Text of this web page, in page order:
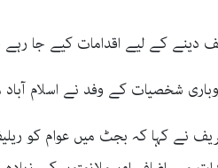
دینے کے لیے اقدامات کیے جا رہے
شخصیات کے وفد نے اسلام
نے کہا کہ بجٹ میں عوام کو